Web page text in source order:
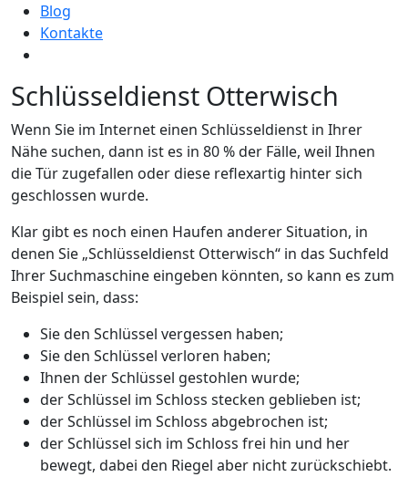
Blog
Kontakte
Schlüsseldienst Otterwisch
Wenn Sie im Internet einen Schlüsseldienst in Ihrer
Nähe suchen, dann ist es in 80 % der Fälle, weil Ihnen
die Tür zugefallen oder diese reflexartig hinter sich
geschlossen wurde.
Klar gibt es noch einen Haufen anderer Situation, in
denen Sie „Schlüsseldienst Otterwisch“ in das Suchfeld
Ihrer Suchmaschine eingeben könnten, so kann es zum
Beispiel sein, dass:
Sie den Schlüssel vergessen haben;
Sie den Schlüssel verloren haben;
Ihnen der Schlüssel gestohlen wurde;
der Schlüssel im Schloss stecken geblieben ist;
der Schlüssel im Schloss abgebrochen ist;
der Schlüssel sich im Schloss frei hin und her
bewegt, dabei den Riegel aber nicht zurückschiebt.